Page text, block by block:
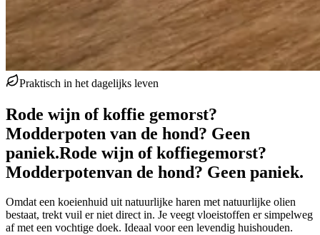
Praktisch in het dagelijks leven
Rode wijn of koffie gemorst?
Modderpoten van de hond? Geen
paniek.Rode wijn of koffiegemorst?
Modderpotenvan de hond? Geen paniek.
Omdat een koeienhuid uit natuurlijke haren met natuurlijke olien
bestaat, trekt vuil er niet direct in. Je veegt vloeistoffen er simpelweg
af met een vochtige doek. Ideaal voor een levendig huishouden.